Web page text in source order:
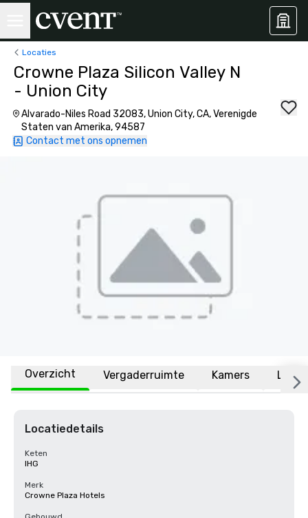
Locaties
Crowne Plaza Silicon Valley N
- Union City
Alvarado-Niles Road 32083, Union City, CA, Verenigde
Staten van Amerika, 94587
Contact met ons opnemen
Overzicht Vergaderruimte Kamers
Locatiedetails
Keten
IHG
Merk
Crowne Plaza Hotels